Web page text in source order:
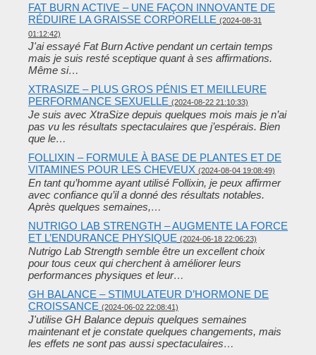
FAT BURN ACTIVE – UNE FAÇON INNOVANTE DE
RÉDUIRE LA GRAISSE CORPORELLE (2024-08-31
01:12:42)
J'ai essayé Fat Burn Active pendant un certain temps
mais je suis resté sceptique quant à ses affirmations.
Même si…
XTRASIZE – PLUS GROS PÉNIS ET MEILLEURE
PERFORMANCE SEXUELLE (2024-08-22 21:10:33)
Je suis avec XtraSize depuis quelques mois mais je n’ai
pas vu les résultats spectaculaires que j’espérais. Bien
que le…
FOLLIXIN – FORMULE À BASE DE PLANTES ET DE
VITAMINES POUR LES CHEVEUX (2024-08-04 19:08:49)
En tant qu’homme ayant utilisé Follixin, je peux affirmer
avec confiance qu’il a donné des résultats notables.
Après quelques semaines,…
NUTRIGO LAB STRENGTH – AUGMENTE LA FORCE
ET L’ENDURANCE PHYSIQUE (2024-06-18 22:06:23)
Nutrigo Lab Strength semble être un excellent choix
pour tous ceux qui cherchent à améliorer leurs
performances physiques et leur…
GH BALANCE – STIMULATEUR D’HORMONE DE
CROISSANCE (2024-06-02 22:08:41)
J'utilise GH Balance depuis quelques semaines
maintenant et je constate quelques changements, mais
les effets ne sont pas aussi spectaculaires…